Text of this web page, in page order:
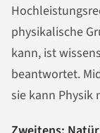
physikalische
kann, ist
beantwortet.
sie kann Physik